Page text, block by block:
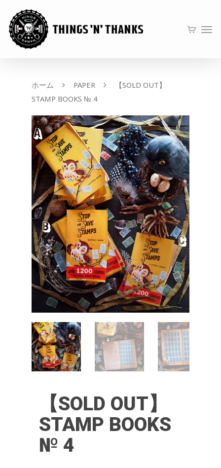
ホーム PAPER
【SOLD OUT】
STAMP BOOKS № 4
【SOLD OUT】
STAMP BOOKS
№ 4